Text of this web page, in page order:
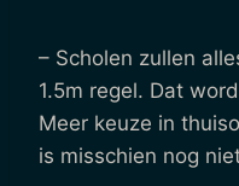
– Scholen zullen
1.5m regel. Dat
Meer keuze in
is misschien nog